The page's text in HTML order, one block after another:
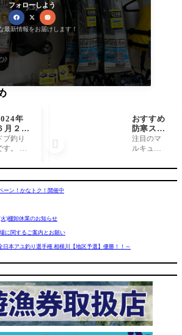
フォローしよう
最新情報をお届けします！
ーン！かなトク！開催中
)棚卸休業のお知らせ
に関するご案内とお願い
日本アユ釣り選手権 相模川【地区予選】優勝！！～
年
月２日
日）相
川ドブ
黒瀧
ブ釣り
す。 解
ルタン
場により
。 2日目
倉にて
釣行と
。 遡上
が少
おすすめ
防寒スカ
ート入
荷！マル
『グラフ
注目のマ
ルキュー
カートが
フェン中
綿が使わ
